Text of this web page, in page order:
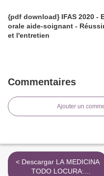
{pdf download} IFAS 2020 -
orale aide-soignant - Réussir l'exposé
et l'entretien
Commentaires
Ajouter un
< Descargar LA MEDICINA
TODO LOCURA: